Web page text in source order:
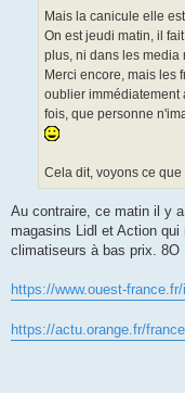
Mais la canicule elle
On est jeudi matin, il
plus, ni dans les media
Merci encore, mais les
oublier immédiatement
fois, que personne
Cela dit, voyons ce
Au contraire, ce matin il y
magasins Lidl et Action
climatiseurs à bas prix. 8O
https://www.ouest-
https://actu.orange.fr/